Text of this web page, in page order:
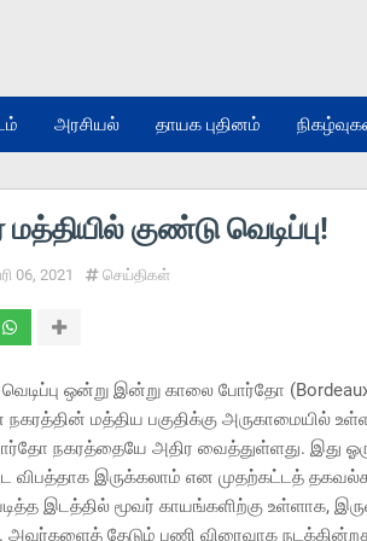
அரசியல் தாயக புதினம்
குண்டு வெடிப்பு!
06, 2021 செய்திகள்
ஒன்று இன்று காலை போர்தோ
மத்திய பகுதிக்கு அருகாமையில்
நகரத்தையே அதிர வைத்துள்ளது. இது ஓரு
விபத்தாக இருக்கலாம் என முதற்கட்டத்
இடத்தில் மூவர் காயங்களிற்கு உள்ளாக,
தேடும் பணி விரைவாக